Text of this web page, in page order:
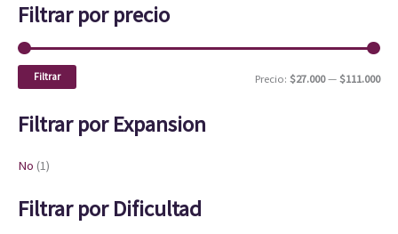
Filtrar por precio
Filtrar Precio: $27.000—$111.000
Filtrar por Expansion
No (1)
Filtrar por Dificultad